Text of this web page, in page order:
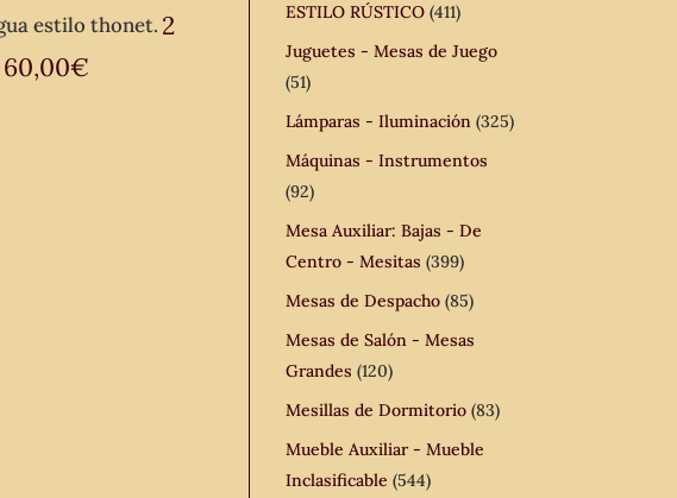
estilo thonet. 2
60,00€
ESTILO RÚSTICO (411)
Juguetes - Mesas de Juego
(51)
Lámparas - Iluminación (325)
Máquinas - Instrumentos
(92)
Mesa Auxiliar: Bajas - De
Centro - Mesitas (399)
Mesas de Despacho (85)
Mesas de Salón - Mesas
Grandes (120)
Mesillas de Dormitorio (83)
Mueble Auxiliar - Mueble
Inclasificable (544)